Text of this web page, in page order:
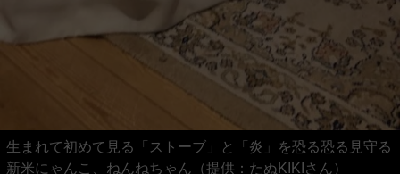
生まれて初めて見る「ストーブ」と「炎」を恐る恐る見守る
新米にゃんこ、ねんねちゃん（提供：たぬKIKIさん）